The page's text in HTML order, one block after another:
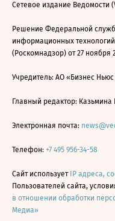
Сетевое издание Ведомости
Решение Федеральной
информационных
(Роскомнадзор) от 27 ноября
Учредитель: АО «Бизнес
Главный редактор:
Электронная почта:
Телефон: +7 495 956-34-58
Сайт использует IP адреса,
Пользователей сайта,
в отношении обработки
Медиа»